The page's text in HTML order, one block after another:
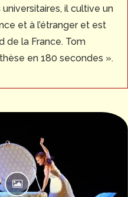
il cultive un
et à l’étranger et est
de la France. Tom
en 180 secondes ».